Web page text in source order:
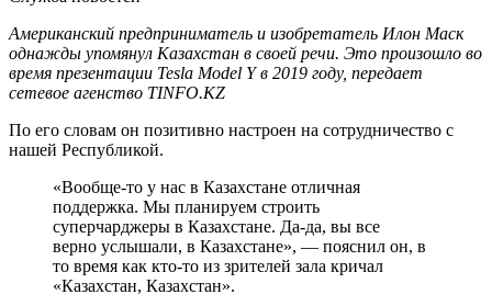
Американский предприниматель и изобретатель Илон Маск
однажды упомянул Казахстан в своей речи. Это произошло во
время презентации Tesla Model Y в 2019 году, передает
сетевое агенство TINFO.KZ
По его словам он позитивно настроен на сотрудничество с
нашей Республикой.
«Вообще-то у нас в Казахстане отличная
поддержка. Мы планируем строить
суперчарджеры в Казахстане. Да-да, вы все
верно услышали, в Казахстане», — пояснил он, в
то время как кто-то из зрителей зала кричал
«Казахстан, Казахстан».